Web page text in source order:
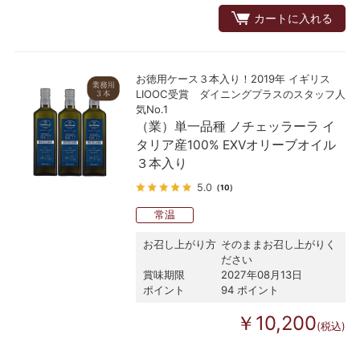
カートに入れる
お徳用ケース３本入り！2019年 イギリス
LIOOC受賞 ダイニングプラスのスタッフ人
気No.1
（業）単一品種 ノチェッラーラ イ
タリア産100% EXVオリーブオイル
３本入り
5.0 （10）
常温
お召し上がり方 そのままお召し上がりく
ださい
賞味期限
2027年08月13日
ポイント
94 ポイント
￥10,200(税込)